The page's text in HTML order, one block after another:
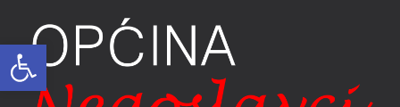
Open toolbar
content